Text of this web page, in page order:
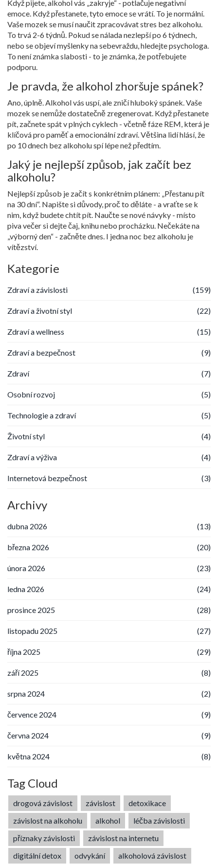
Když pijete, alkohol vás „zakryje“ - potlačuje negativní
emoce. Když přestanete, tyto emoce se vrátí. To je normální.
Vaše mozek se musí naučit zpracovávat stres bez alkoholu.
To trvá 2-6 týdnů. Pokud se nálada nezlepší po 6 týdnech,
nebo se objeví myšlenky na sebevraždu, hledejte psychologa.
To není známka slabosti - to je známka, že potřebujete
podporu.
Je pravda, že alkohol zhoršuje spánek?
Ano, úplně. Alkohol vás uspí, ale zničí hluboký spánek. Vaše
mozek se nemůže dostatečně zregenerovat. Když přestanete
pít, začnete spát v plných cyklech - včetně fáze REM, která je
klíčová pro paměť a emocionální zdraví. Většina lidí hlásí, že
po 10 dnech bez alkoholu spí lépe než předtím.
Jaký je nejlepší způsob, jak začít bez
alkoholu?
Nejlepší způsob je začít s konkrétním plánem: „Přestanu pít
na 30 dní“. Napište si důvody, proč to děláte - a vraťte se k
nim, když budete chtít pít. Naučte se nové návyky - místo
piva večer si dejte čaj, knihu nebo procházku. Nečekáte na
„výborný den“ - začněte dnes. I jedna noc bez alkoholu je
vítězství.
Kategorie
Zdraví a závislosti (159)
Zdraví a životní styl (22)
Zdraví a wellness (15)
Zdraví a bezpečnost (9)
Zdraví (7)
Osobní rozvoj (5)
Technologie a zdraví (5)
Životní styl (4)
Zdraví a výživa (4)
Internetová bezpečnost (3)
Archivy
dubna 2026 (13)
března 2026 (20)
února 2026 (23)
ledna 2026 (24)
prosince 2025 (28)
listopadu 2025 (27)
října 2025 (29)
září 2025 (8)
srpna 2024 (2)
července 2024 (9)
června 2024 (9)
května 2024 (8)
Tag Cloud
drogová závislost závislost
detoxikace
závislost na alkoholu
alkohol
léčba závislosti
příznaky závislosti
závislost na internetu
digitální detox
odvykání alkoholová závislost